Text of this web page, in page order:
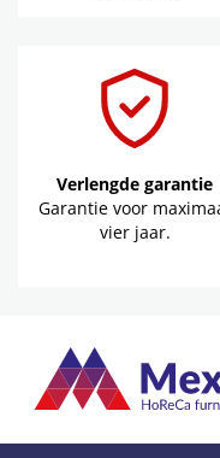
Verlengde garantie
Garantie voor
vier jaar.